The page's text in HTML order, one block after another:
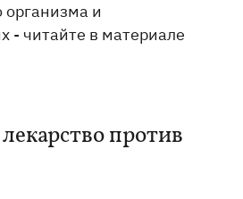
организма и
- читайте в материале
против